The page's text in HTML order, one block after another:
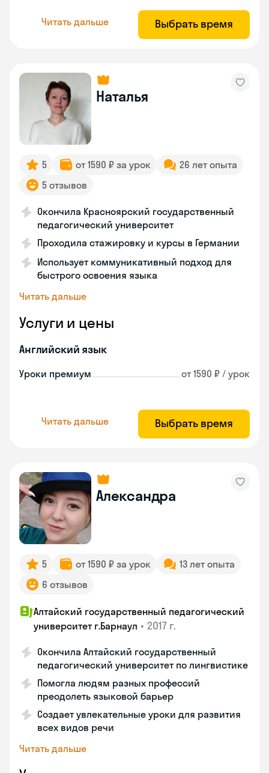
Читать дальше Выбрать время
Наталья
5 от 1590 ₽ за урок
26 лет опыта
5 отзывов
Окончила Красноярский государственный
педагогический университет
Проходила стажировку и курсы в Германии
Использует коммуникативный подход для
быстрого освоения языка
Читать дальше
Услуги и цены
Английский язык
Уроки премиум от 1590 ₽ / урок
Читать дальше Выбрать время
Александра
5 от 1590 ₽ за урок
13 лет опыта
6 отзывов
Алтайский государственный педагогический
университет г.Барнаул • 2017 г.
Окончила Алтайский государственный
педагогический университет по лингвистике
Помогла людям разных профессий
преодолеть языковой барьер
Создает увлекательные уроки для развития
всех видов речи
Читать дальше